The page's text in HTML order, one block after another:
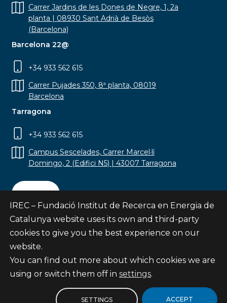
Carrer Jardins de les Dones de Negre, 1, 2a
planta | 08930 Sant Adrià de Besòs
(Barcelona)
Barcelona 22@
+34 933 562 615
Carrer Pujades 350, 8ª planta, 08019
Barcelona
Tarragona
+34 933 562 615
Campus Sescelades, Carrer Marcel·lí
Domingo, 2 (Edifici N5) | 43007 Tarragona
Contact
Subscribe
© Fundació Institut de Recerca en Energia de
IREC – Fundació Institut de Recerca en Energia de
Catalunya website uses its own and third-party
cookies to give you the best experience on our
website.
You can find out more about which cookies we are
using or switch them off in settings.
ACCEPT
SETTINGS